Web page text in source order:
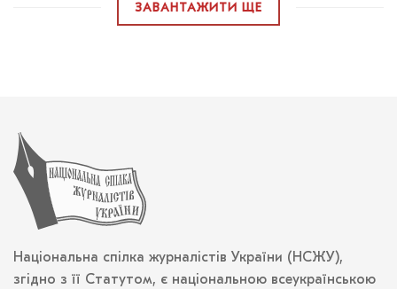
ЗАВАНТАЖИТИ ЩЕ
Національна спілка журналістів України (НСЖУ),
згідно з її Статутом, є національною всеукраїнською